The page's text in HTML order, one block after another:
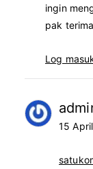
ingin
pak
Log
15